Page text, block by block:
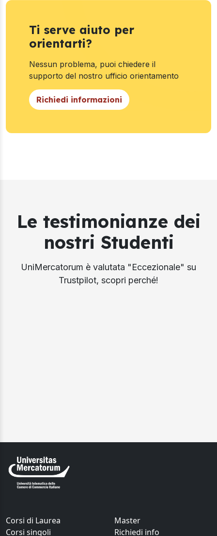
Ti serve aiuto per
orientarti?
Nessun problema, puoi chiedere il
supporto del nostro ufficio orientamento
Richiedi informazioni
Le testimonianze dei
nostri Studenti
UniMercatorum è valutata "Eccezionale" su
Trustpilot, scopri perché!
Corsi di Laurea
Master
Corsi singoli
Richiedi info